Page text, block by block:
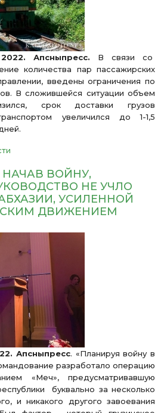
Апсныпресс. В связи со
количества пар пассажирских
введены ограничения по
В сложившейся ситуации объем
срок доставки грузов
увеличился до 1-1,5
ВОЙНУ,
НЕ УЧЛО
УСИЛЕННОЙ
ДВИЖЕНИЕМ
Апсныпресс. «Планируя войну в
разработало операцию
«Меч», предусматривавшую
буквально за несколько
и никакого другого завоевания